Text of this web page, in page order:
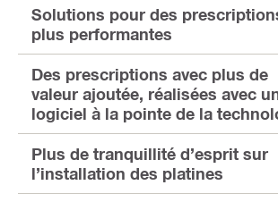
Solutions pour des
plus performantes
Des prescriptions avec plus de
valeur ajoutée, réalisées avec
logiciel à la pointe de la
Plus de tranquillité d’esprit sur
l’installation des platines